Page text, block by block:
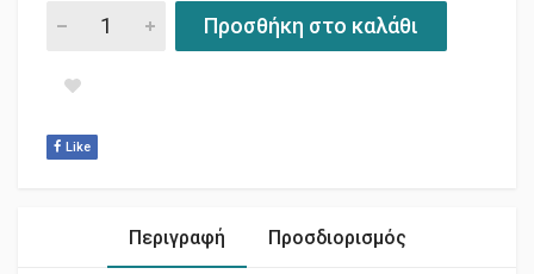
ΔΙΑΚΟΠΤΗΣ ΠΑΡΑΘΥΡΩΝ ΟΔΗΓΟΥ PM- MK- WH MOPAR.
Προσθήκη στο καλάθι
Like
Περιγραφή Προσδιορισμός